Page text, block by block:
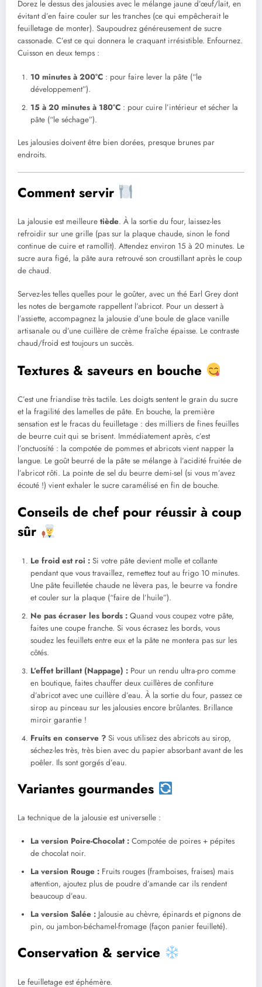
Dorez le dessus des jalousies avec le mélange jaune d’œuf/lait, en
évitant d’en faire couler sur les tranches (ce qui empêcherait le
feuilletage de monter). Saupoudrez généreusement de sucre
cassonade. C’est ce qui donnera le craquant irrésistible. Enfournez.
Cuisson en deux temps :
10 minutes à 200°C : pour faire lever la pâte (“le
développement”).
15 à 20 minutes à 180°C : pour cuire l’intérieur et sécher la
pâte (“le séchage”).
Les jalousies doivent être bien dorées, presque brunes par
endroits.
Comment servir
La jalousie est meilleure tiède. À la sortie du four, laissez-les
refroidir sur une grille (pas sur la plaque chaude, sinon le fond
continue de cuire et ramollit). Attendez environ 15 à 20 minutes. Le
sucre aura figé, la pâte aura retrouvé son croustillant après le coup
de chaud.
Servez-les telles quelles pour le goûter, avec un thé Earl Grey dont
les notes de bergamote rappellent l’abricot. Pour un dessert à
l’assiette, accompagnez la jalousie d’une boule de glace vanille
artisanale ou d’une cuillère de crème fraîche épaisse. Le contraste
chaud/froid est toujours un succès.
Textures & saveurs en bouche
C’est une friandise très tactile. Les doigts sentent le grain du sucre
et la fragilité des lamelles de pâte. En bouche, la première
sensation est le fracas du feuilletage : des milliers de fines feuilles
de beurre cuit qui se brisent. Immédiatement après, c’est
l’onctuosité : la compotée de pommes et abricots vient napper la
langue. Le goût beurré de la pâte se mélange à l’acidité fruitée de
l’abricot rôti. La pointe de sel du beurre demi-sel (si vous m’avez
écouté !) vient exhaler le sucre caramélisé en fin de bouche.
Conseils de chef pour réussir à coup
sûr
Le froid est roi : Si votre pâte devient molle et collante
pendant que vous travaillez, remettez tout au frigo 10 minutes.
Une pâte feuilletée chaude ne lèvera pas, le beurre va fondre
et couler sur la plaque (“faire de l’huile”).
Ne pas écraser les bords : Quand vous coupez votre pâte,
faites une coupe franche. Si vous écrasez les bords, vous
soudez les feuillets entre eux et la pâte ne montera pas sur les
côtés.
L’effet brillant (Nappage) : Pour un rendu ultra-pro comme
en boutique, faites chauffer deux cuillères de confiture
d’abricot avec une cuillère d’eau. À la sortie du four, passez ce
sirop au pinceau sur les jalousies encore brûlantes. Brillance
miroir garantie !
Fruits en conserve ? Si vous utilisez des abricots au sirop,
séchez-les très, très bien avec du papier absorbant avant de les
poêler. Ils sont gorgés d’eau.
Variantes gourmandes
La technique de la jalousie est universelle :
La version Poire-Chocolat : Compotée de poires + pépites
de chocolat noir.
La version Rouge : Fruits rouges (framboises, fraises) mais
attention, ajoutez plus de poudre d’amande car ils rendent
beaucoup d’eau.
La version Salée : Jalousie au chèvre, épinards et pignons de
pin, ou jambon-béchamel-fromage (façon panier feuilleté).
Conservation & service
Le feuilletage est éphémère.